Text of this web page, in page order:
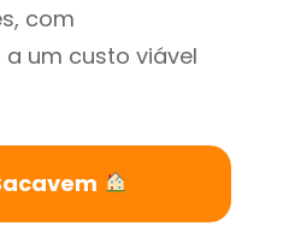
com
um custo viável